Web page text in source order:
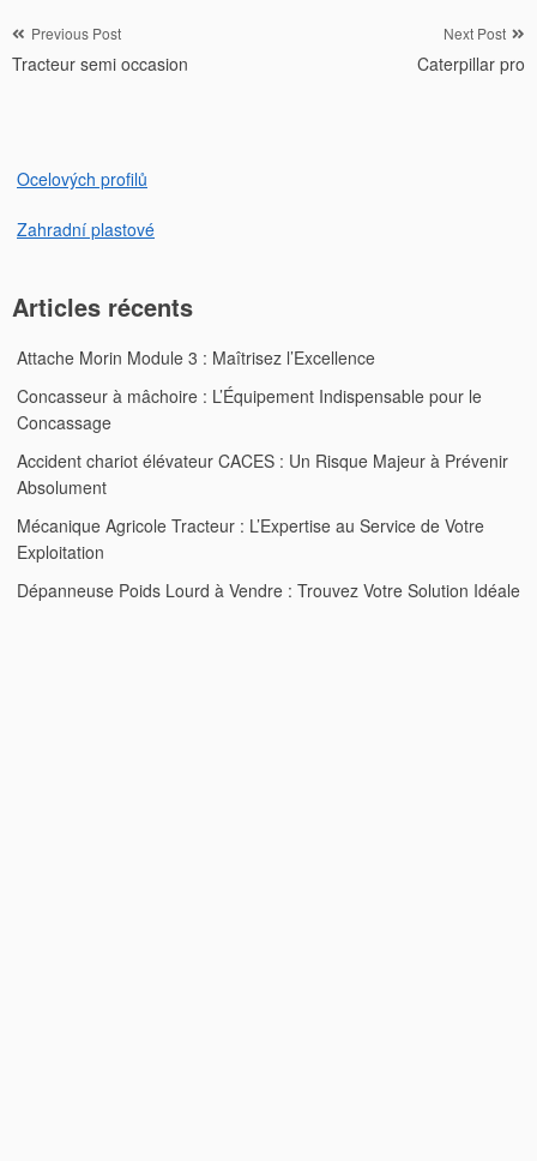
Navigation
de
Previous Post
Tracteur semi occasion
Next Post
Caterpillar pro
Ocelových profilů
Zahradní plastové
Articles récents
Attache Morin Module 3 : Maîtrisez l’Excellence
Concasseur à mâchoire : L’Équipement Indispensable pour le
Concassage
Accident chariot élévateur CACES : Un Risque Majeur à Prévenir
Absolument
Mécanique Agricole Tracteur : L’Expertise au Service de Votre
Exploitation
Dépanneuse Poids Lourd à Vendre : Trouvez Votre Solution Idéale